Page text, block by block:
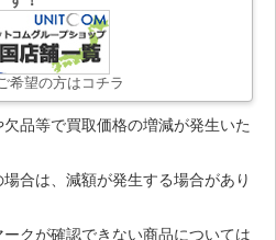
希望の方はコチラ
品等で買取価格の増減が発生いた
合は、減額が発生する場合があり
クが確認できない商品については